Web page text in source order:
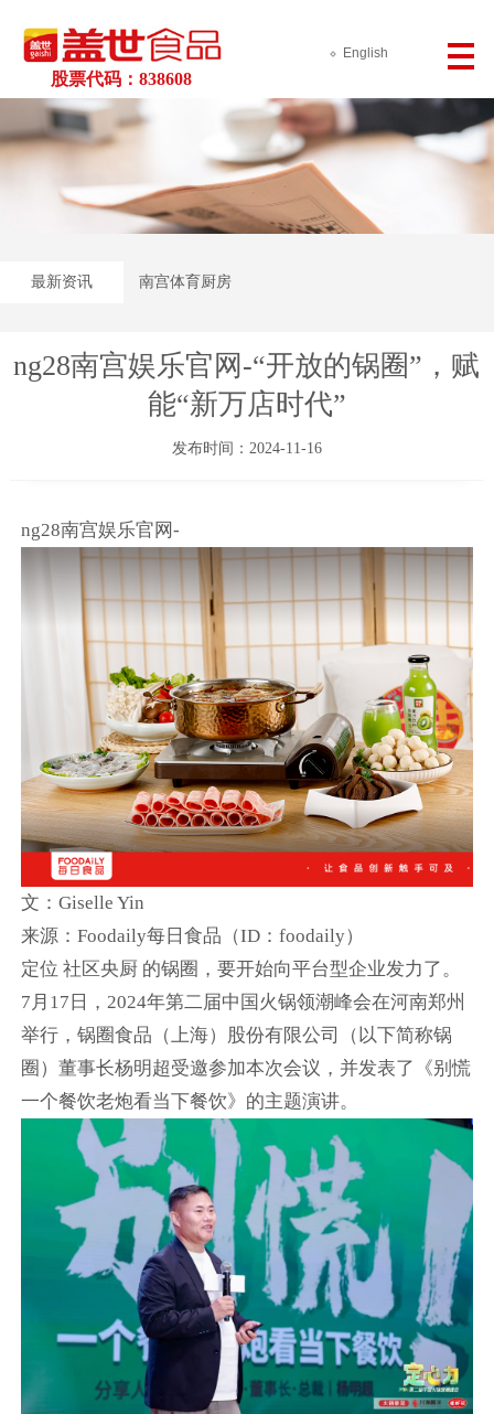
股票代码：838608
English
最新资讯 南宫体育厨房
ng28南宫娱乐官网-“开放的锅圈”，赋
能“新万店时代”
发布时间：2024-11-16
ng28南宫娱乐官网-
文：Giselle Yin
来源：Foodaily每日食品（ID：foodaily）
定位 社区央厨 的锅圈，要开始向平台型企业发力了。
7月17日，2024年第二届中国火锅领潮峰会在河南郑州
举行，锅圈食品（上海）股份有限公司（以下简称锅
圈）董事长杨明超受邀参加本次会议，并发表了《别慌
一个餐饮老炮看当下餐饮》的主题演讲。